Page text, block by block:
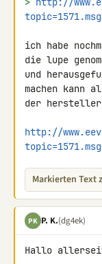
ich habe
die lupe
und
machen kann
der
http://
Markierten Text
PK P. K.(dg4ek)
Hallo